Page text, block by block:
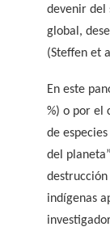
devenir del
global,
(Steffen et
En este
%) o por el
de
del
indígenas